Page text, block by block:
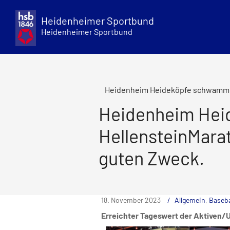
content
Heidenheimer Sportbund
Heidenheimer Sportbund
Heidenheim Heideköpfe
Heidenheim
guten Zweck.
18. November 2023 Allgemein,
Erreichter Tageswert der Aktiven/